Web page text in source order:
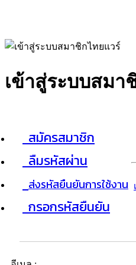
เข้าสู่ระบบสมา
สมัครสมาชิก
ลืมรหัสผ่าน
ส่งรหัสยืนยันการใช้งาน
กรอกรหัสยืนยัน